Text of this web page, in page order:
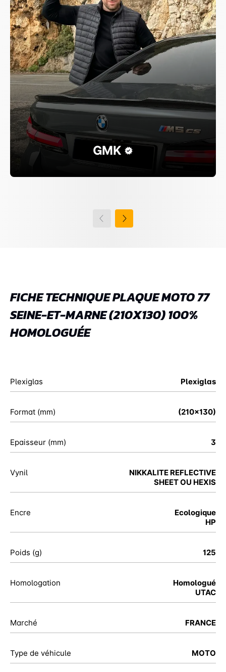
GMK
FICHE TECHNIQUE PLAQUE MOTO 77
SEINE-ET-MARNE (210X130) 100%
HOMOLOGUÉE
Plexiglas Plexiglas
Format (mm) (210x130)
Epaisseur (mm) 3
Vynil
NIKKALITE REFLECTIVE
SHEET OU HEXIS
Encre
Ecologique
HP
Poids (g) 125
Homologation
Homologué
UTAC
Marché FRANCE
Type de véhicule MOTO